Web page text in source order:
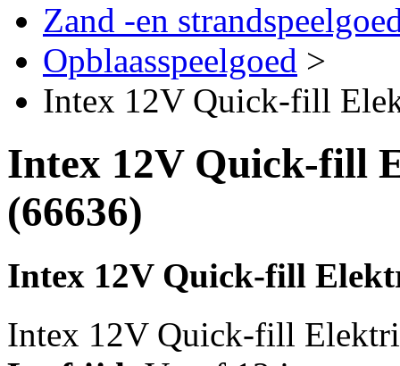
Zand -en
Opblaasspeelgoed >
Intex 12V Quick-fill
Intex 12V Quick-fill
(66636)
Intex 12V Quick-fill
Intex 12V Quick-fill